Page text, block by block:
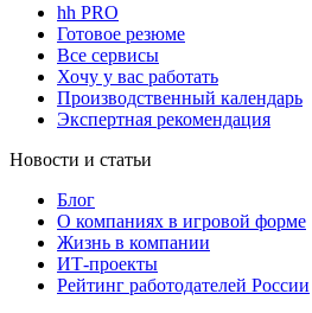
hh PRO
Готовое резюме
Все сервисы
Хочу у вас работать
Производственный календарь
Экспертная рекомендация
Новости и статьи
Блог
О компаниях в игровой форме
Жизнь в компании
ИТ-проекты
Рейтинг работодателей России